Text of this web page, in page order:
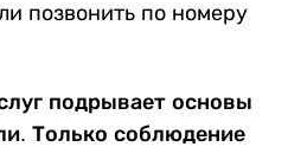
позвонить по номеру
подрывает основы
Только соблюдение